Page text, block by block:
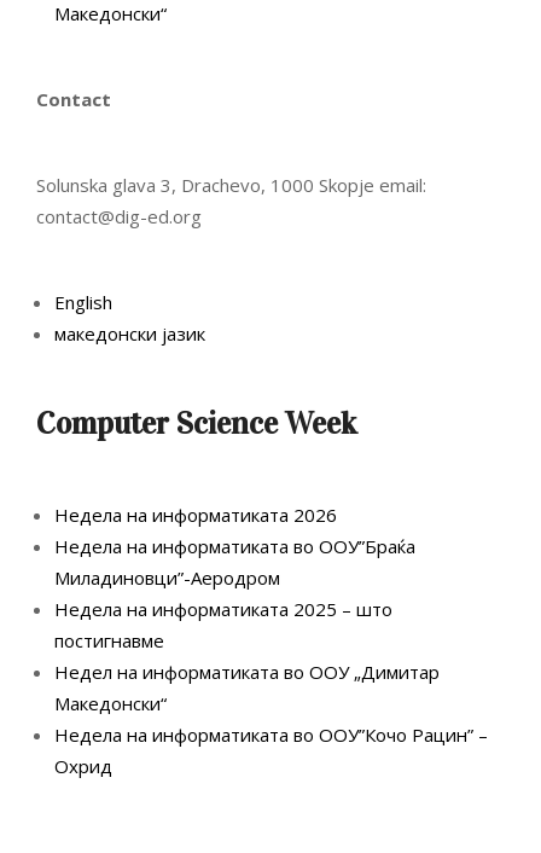
Македонски“
Contact
Solunska glava 3, Drachevo, 1000 Skopje email:
contact@dig-ed.org
English
македонски јазик
Computer Science Week
Недела на информатиката 2026
Недела на информатиката во ООУ”Браќа
Миладиновци”-Аеродром
Недела на информатиката 2025 – што
постигнавме
Недел на информатиката во ООУ „Димитар
Македонски“
Недела на информатиката во ООУ”Кочо Рацин” –
Охрид